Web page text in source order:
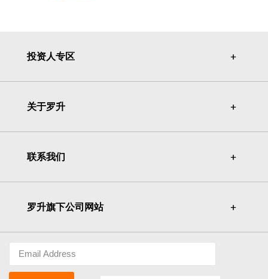
投资人专区 ＋
＋
关于罗升 ＋
＋
联系我们 ＋
＋
罗升旗下公司网站 ＋
＋